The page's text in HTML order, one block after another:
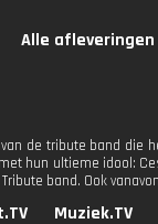
Alle afleveringen
de tribute band die
hun ultieme idool:
band. Ook
Muziek.TV